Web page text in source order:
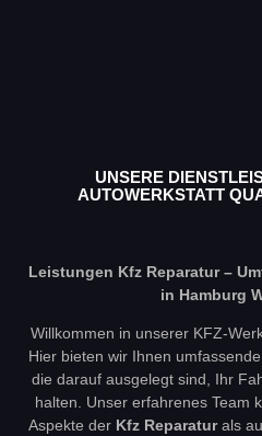
UNSERE
AUTOWERKSTATT
Leistungen Kfz Reparatur –
in Hamburg
Willkommen in unserer KFZ-
Hier bieten wir Ihnen umfassende
die darauf ausgelegt sind, Ihr
halten. Unser erfahrenes Team
Aspekte der Kfz Reparaturals